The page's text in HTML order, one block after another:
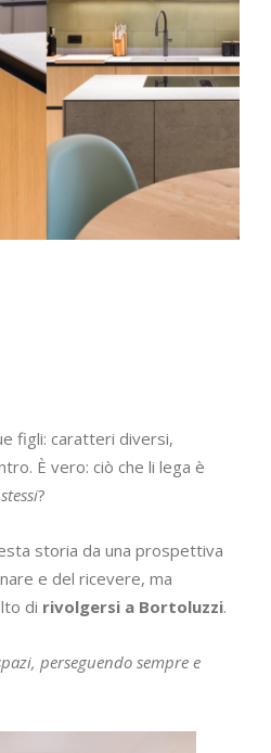
figli: caratteri diversi,
È vero: ciò che li lega è
?
storia da una prospettiva
e del ricevere, ma
di rivolgersi a Bortoluzzi.
perseguendo sempre e